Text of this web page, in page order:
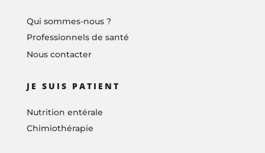
Qui sommes-nous ?
Professionnels de santé
Nous contacter
JE SUIS PATIENT
Nutrition entérale
Chimiothérapie